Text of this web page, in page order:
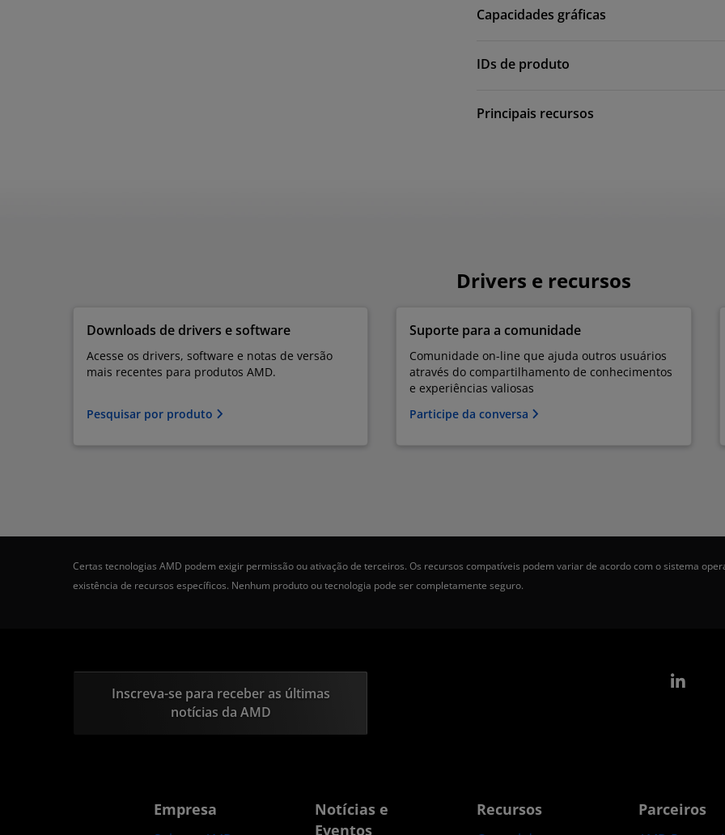
Capacidades gráficas
IDs de produto
Principais recursos
Drivers e recursos
Downloads de drivers e software
Acesse os drivers, software e notas de versão
mais recentes para produtos AMD.
Pesquisar por produto
Suporte para a comunidade
Comunidade on-line que ajuda outros usuários
através do compartilhamento de conhecimentos
e experiências valiosas
Participe da conversa
Certas tecnologias AMD podem exigir permissão ou ativação de terceiros. Os recursos compatíveis podem variar de acordo com o sistema
existência de recursos específicos. Nenhum produto ou tecnologia pode ser completamente seguro.
Inscreva-se para receber as últimas
notícias da AMD
Empresa
Notícias e
Eventos
Recursos Parceiros